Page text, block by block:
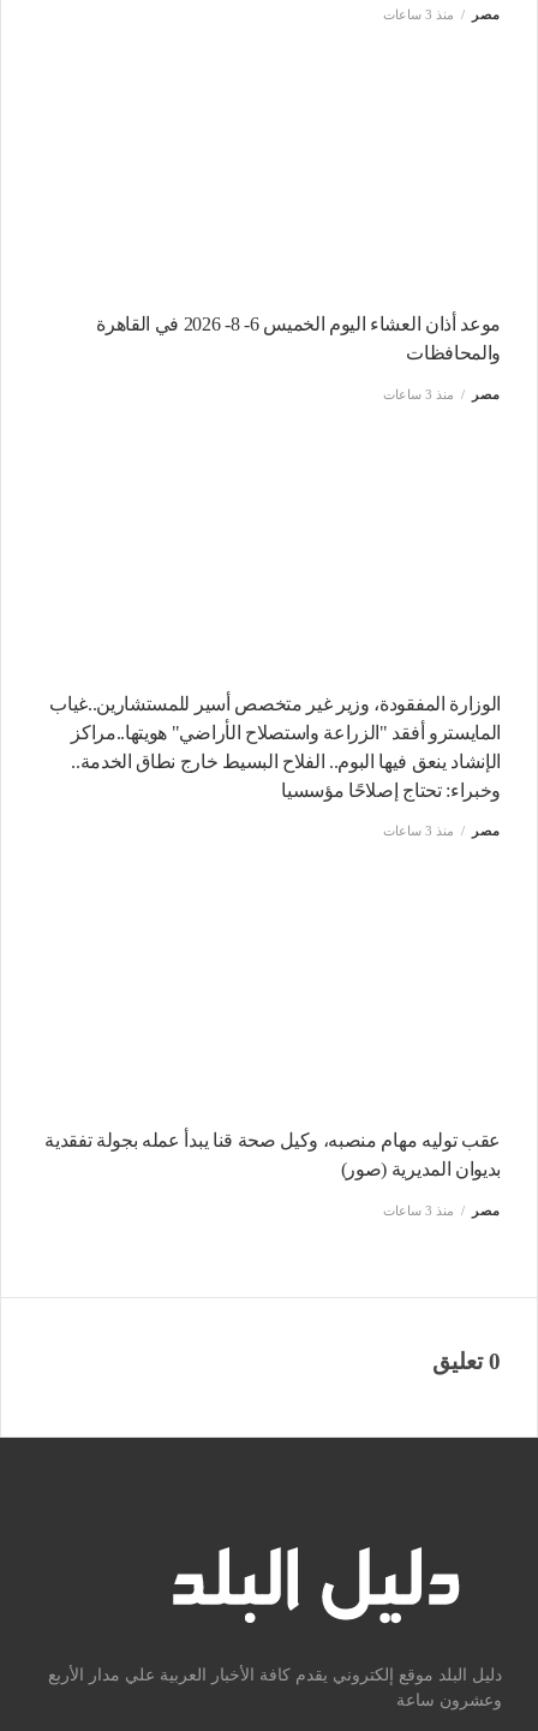
مصر منذ 3 ساعات
موعد أذان العشاء اليوم الخميس 6- 8- 2026 في القاهرة
والمحافظات
مصر منذ 3 ساعات
الوزارة المفقودة، وزير غير متخصص أسير للمستشارين..غياب
المايسترو أفقد "الزراعة واستصلاح الأراضي" هويتها..مراكز
الإنشاد ينعق فيها البوم.. الفلاح البسيط خارج نطاق الخدمة..
وخبراء: تحتاج إصلاحًا مؤسسيا
مصر منذ 3 ساعات
عقب توليه مهام منصبه، وكيل صحة قنا يبدأ عمله بجولة تفقدية
بديوان المديرية (صور)
مصر منذ 3 ساعات
0 تعليق
دليل البلد موقع إلكتروني يقدم كافة الأخبار العربية علي مدار الأربع
وعشرون ساعة